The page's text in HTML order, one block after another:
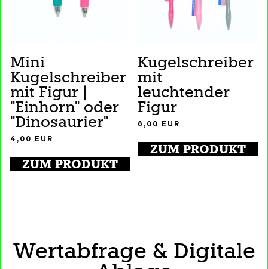
Mini
Kugelschreiber
mit Figur |
"Einhorn" oder
"Dinosaurier"
4,00 EUR
ZUM PRODUKT
Kugelschreiber
mit
leuchtender
Figur
6,00 EUR
ZUM PRODUKT
Wertabfrage & Digitale